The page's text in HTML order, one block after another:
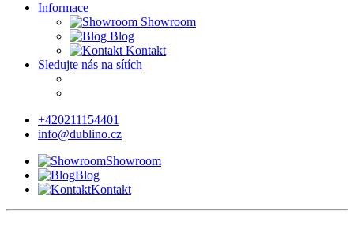
Informace
Showroom
Blog
Kontakt
Sledujte nás na sítích
+420211154401
info@dublino.cz
Showroom
Blog
Kontakt